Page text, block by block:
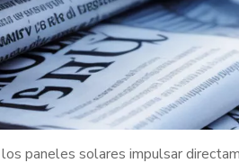
paneles solares impulsar